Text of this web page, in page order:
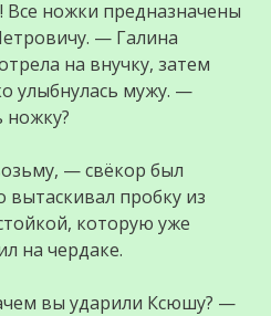
ножки предназначены
— Галина
на внучку, затем
улыбнулась мужу. —
ножку?
— свёкор был
вытаскивал пробку из
которую уже
на чердаке.
вы ударили Ксюшу? —